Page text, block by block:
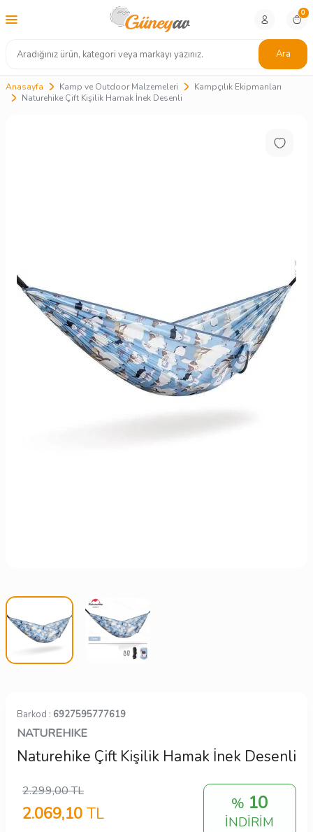
Ara
0
Anasayfa Kamp ve Outdoor Malzemeleri
Kampçılık Ekipmanları
Naturehike Çift Kişilik Hamak İnek Desenli
Barkod : 6927595777619
NATUREHIKE
Naturehike Çift Kişilik Hamak İnek Desenli
2.299,00TL
2.069,10 TL % 10
İNDİRİM